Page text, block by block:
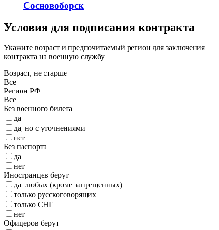
Сосновоборск
Условия для подписания контракта
Укажите возраст и предпочитаемый регион для заключения
контракта на военную службу
Возраст, не старше
Все
Регион РФ
Все
Без военного билета
да
да, но с уточнениями
нет
Без паспорта
да
нет
Иностранцев берут
да, любых (кроме запрещенных)
только русскоговорящих
только СНГ
нет
Офицеров берут